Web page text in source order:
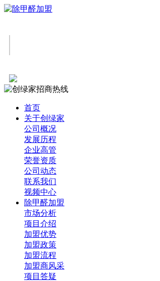
首页
关于创绿家
公司概况
发展历程
企业高管
荣誉资质
公司动态
联系我们
视频中心
除甲醛加盟
市场分析
项目介绍
加盟优势
加盟政策
加盟流程
加盟商风采
项目答疑